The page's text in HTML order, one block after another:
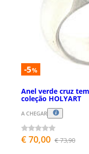
-5%
Anel verde cruz
coleção HOLYART
A CHEGAR
€ 70,00 € 73,90